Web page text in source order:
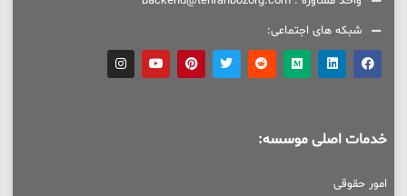
شبکه های اجتماعی:
خدمات اصلی موسسه:
امور حقوقی